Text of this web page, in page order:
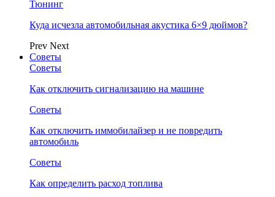
Тюнинг
Куда исчезла автомобильная акустика 6×9 дюймов?
Prev Next
Советы
Советы
Как отключить сигнализацию на машине
Советы
Как отключить иммобилайзер и не повредить
автомобиль
Советы
Как определить расход топлива